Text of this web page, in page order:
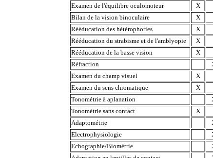
Examen de l'équilibre oculomoteur
X
Bilan de la vision binoculaire
X
Rééducation des hétérophories
X
Rééducation du strabisme et de l'amblyopie
X
Rééducation de la basse vision
X
Réfraction
Examen du champ visuel
X
Examen du sens chromatique
X
Tonométrie à aplanation
Tonométrie sans contact
X
Adaptométrie
Electrophysiologie
Echographie/Biométrie